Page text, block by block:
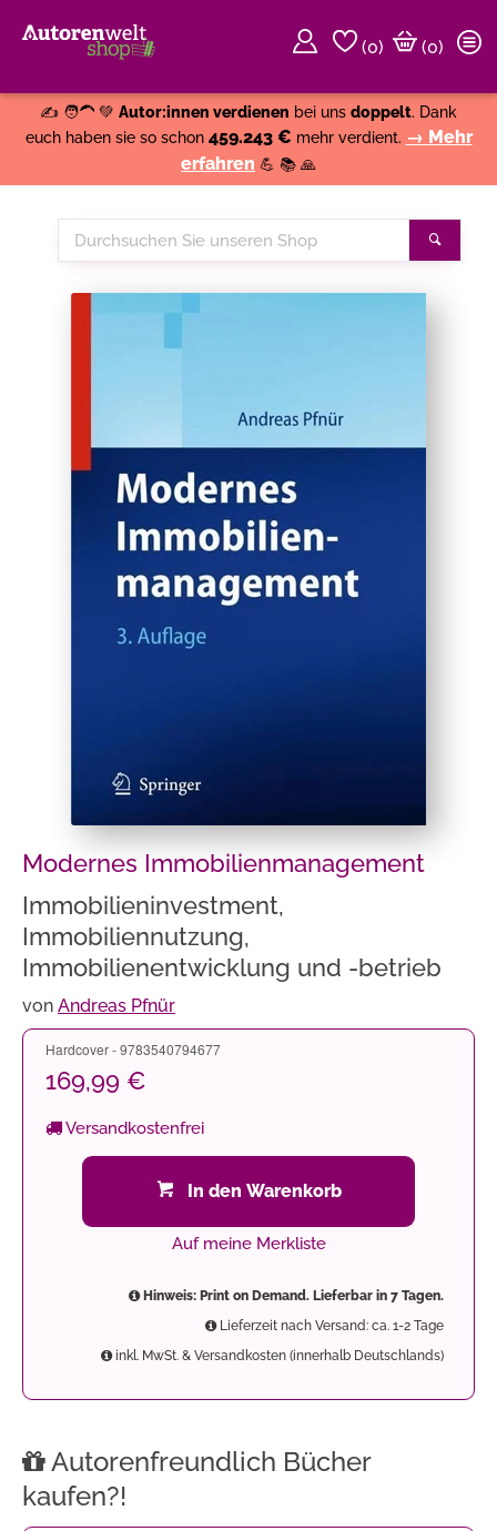
(0)
(0)
✍️ 🧑‍🦱 💚 Autor:innen verdienen bei uns doppelt. Dank
euch haben sie so schon 459.243 € mehr verdient. → Mehr
erfahren 💪 📚 🙏
Durchsuchen
Sie
Modernes Immobilienmanagement
Immobilieninvestment,
Immobiliennutzung,
Immobilienentwicklung und -betrieb
von Andreas Pfnür
Hardcover - 9783540794677
169,99 €
Versandkostenfrei
In den Warenkorb
Auf meine Merkliste
Hinweis: Print on Demand. Lieferbar in 7 Tagen.
Lieferzeit nach Versand: ca. 1-2 Tage
inkl. MwSt. & Versandkosten (innerhalb Deutschlands)
Autorenfreundlich Bücher
kaufen?!